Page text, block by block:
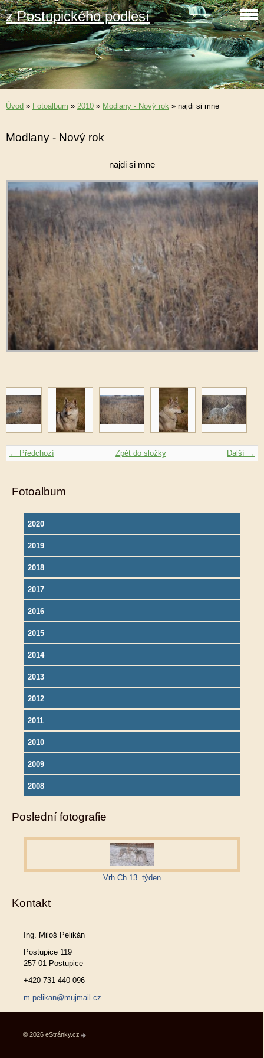
z Postupického podlesí
Úvod » Fotoalbum » 2010 » Modlany - Nový rok » najdi si mne
Modlany - Nový rok
najdi si mne
← Předchozí Další →
Zpět do složky
Fotoalbum
2020
2019
2018
2017
2016
2015
2014
2013
2012
2011
2010
2009
2008
Poslední fotografie
Vrh Ch 13. týden
Kontakt
Ing. Miloš Pelikán
Postupice 119
257 01 Postupice
+420 731 440 096
m.pelikan@mujmail.cz
© 2026 eStránky.cz